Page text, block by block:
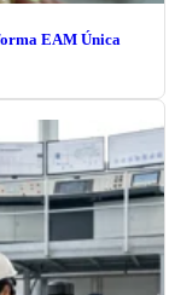
EAM Única